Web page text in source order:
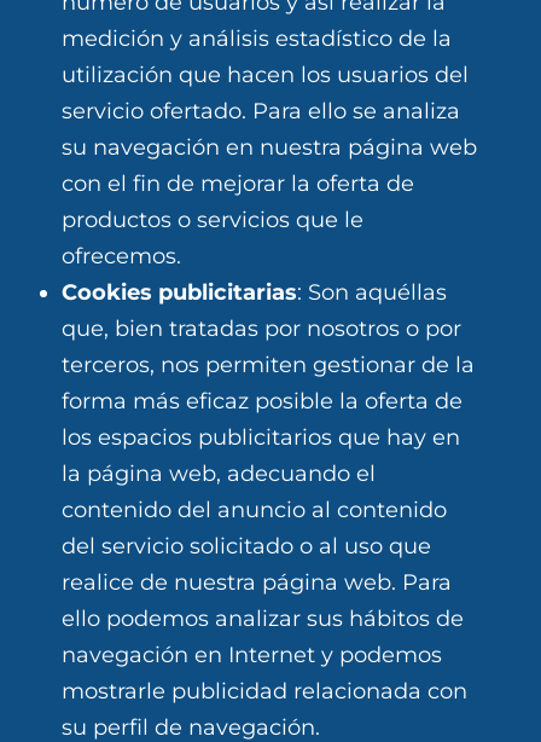
medición y análisis estadístico de la
utilización que hacen los usuarios del
servicio ofertado. Para ello se analiza
su navegación en nuestra página web
con el fin de mejorar la oferta de
productos o servicios que le
ofrecemos.
Cookies publicitarias: Son aquéllas
que, bien tratadas por nosotros o por
terceros, nos permiten gestionar de la
forma más eficaz posible la oferta de
los espacios publicitarios que hay en
la página web, adecuando el
contenido del anuncio al contenido
del servicio solicitado o al uso que
realice de nuestra página web. Para
ello podemos analizar sus hábitos de
navegación en Internet y podemos
mostrarle publicidad relacionada con
su perfil de navegación.